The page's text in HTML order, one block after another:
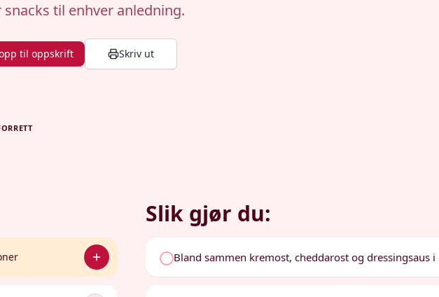
til enhver anledning.
til oppskrift Skriv ut
Slik gjør du:
Bland sammen kremost, cheddarost og dressingsaus